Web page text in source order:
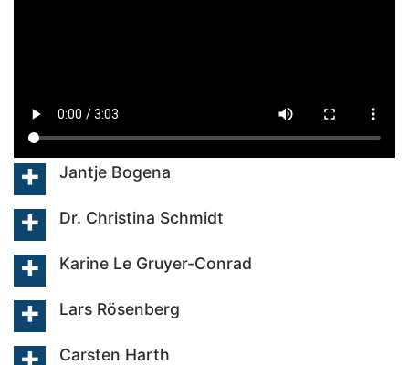
Jantje Bogena
Dr. Christina Schmidt
Karine Le Gruyer-Conrad
Lars Rösenberg
Carsten Harth